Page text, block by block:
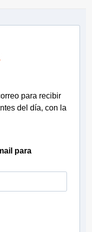
para recibir
del día, con la
para